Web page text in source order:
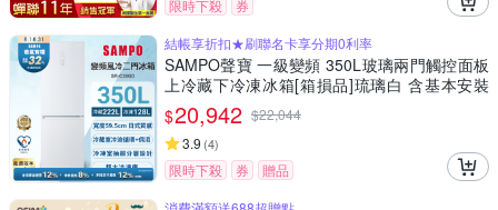
限時下殺
券
結帳享折扣★刷聯名卡享分期0利率
SAMPO聲寶 一級變頻 350L玻璃兩門觸控面板
上冷藏下冷凍冰箱[箱損品]琉璃白 含基本安裝
+舊機回收
$20,942 $22,044
3.9 (4)
限時下殺 券
贈品